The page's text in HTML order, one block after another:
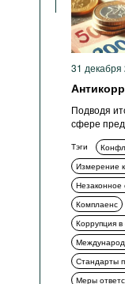
31 декабря
Подводя
сфере
Тэги
Измерение
Незаконное
Комплаенс
Коррупция в
Стандарты
Меры